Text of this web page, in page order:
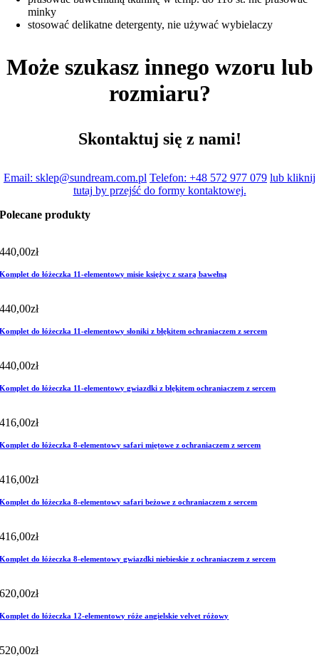
minky
stosować delikatne detergenty, nie używać wybielaczy
Może szukasz innego wzoru lub
rozmiaru?
Skontaktuj się z nami!
Email: sklep@sundream.com.pl Telefon: +48 572 977 079 lub kliknij
tutaj by przejść do formy kontaktowej.
Polecane produkty
440,00zł
Komplet do łóżeczka 11-elementowy misie księżyc z szarą bawełną
440,00zł
Komplet do łóżeczka 11-elementowy słoniki z błękitem ochraniaczem z sercem
440,00zł
Komplet do łóżeczka 11-elementowy gwiazdki z błękitem ochraniaczem z sercem
416,00zł
Komplet do łóżeczka 8-elementowy safari miętowe z ochraniaczem z sercem
416,00zł
Komplet do łóżeczka 8-elementowy safari beżowe z ochraniaczem z sercem
416,00zł
Komplet do łóżeczka 8-elementowy gwiazdki niebieskie z ochraniaczem z sercem
620,00zł
Komplet do łóżeczka 12-elementowy róże angielskie velvet różowy
520,00zł